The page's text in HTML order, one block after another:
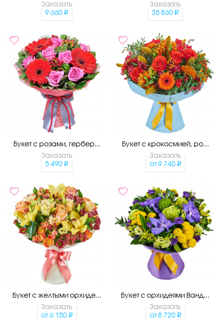
Заказать
9 660
Заказать
35 860
Букет с розами, гербер...
Заказать
5 490
Букет с крокосмией, ро...
Заказать
от 9 740
Букет с желтыми орхиде...
Заказать
от 6 150
Букет с орхидеями Ванд...
Заказать
от 8 720